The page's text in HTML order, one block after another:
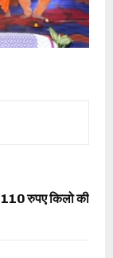
रुपए किलो की